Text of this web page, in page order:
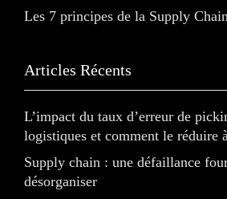
Les 7 principes de la Supply
Articles Récents
L’impact du taux d’erreur de
logistiques et comment le réduire
Supply chain : une défaillance
désorganiser